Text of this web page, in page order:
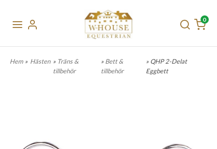
0
Hem » Hästen » Träns &
tillbehör
» Bett &
tillbehör
» QHP 2-Delat
Eggbett